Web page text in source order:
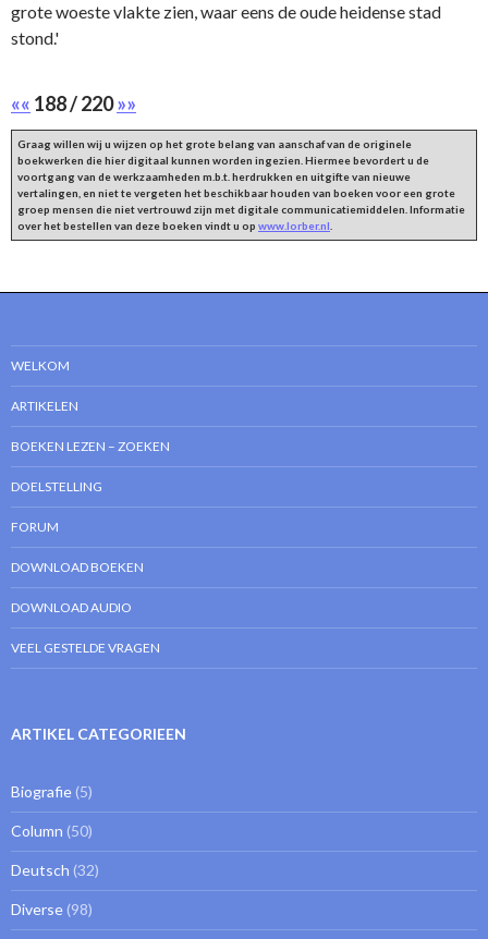
grote woeste vlakte zien, waar eens de oude heidense stad
stond.'
«« 188 / 220»»
Graag willen wij u wijzen op het grote belang van aanschaf van de originele
boekwerken die hier digitaal kunnen worden ingezien. Hiermee bevordert u de
voortgang van de werkzaamheden m.b.t. herdrukken en uitgifte van nieuwe
vertalingen, en niet te vergeten het beschikbaar houden van boeken voor een grote
groep mensen die niet vertrouwd zijn met digitale communicatiemiddelen. Informatie
over het bestellen van deze boeken vindt u op www.lorber.nl
WELKOM
ARTIKELEN
BOEKEN LEZEN – ZOEKEN
DOELSTELLING
FORUM
DOWNLOAD BOEKEN
DOWNLOAD AUDIO
VEEL GESTELDE VRAGEN
ARTIKEL CATEGORIEEN
Biografie (5)
Column (50)
Deutsch (32)
Diverse (98)